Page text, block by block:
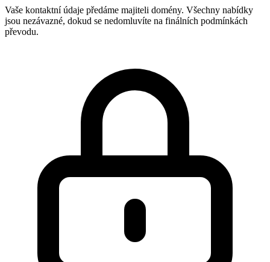
Vaše kontaktní údaje předáme majiteli domény. Všechny nabídky
jsou nezávazné, dokud se nedomluvíte na finálních podmínkách
převodu.